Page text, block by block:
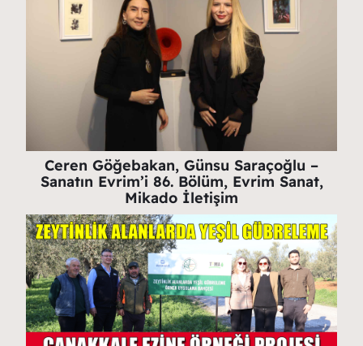
Ceren Göğebakan, Günsu Saraçoğlu –
Sanatın Evrim’i 86. Bölüm, Evrim Sanat,
Mikado İletişim